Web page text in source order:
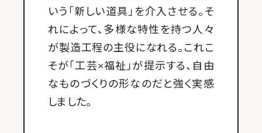
いう「新しい道具」を介入させる。そ
れによって、多様な特性を持つ人々
が製造工程の主役になれる。これこ
そが「工芸×福祉」が提示する、自由
なものづくりの形なのだと強く実感
しました。